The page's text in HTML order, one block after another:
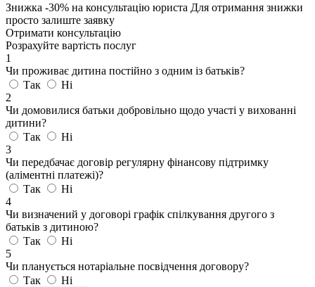
Знижка -30% на консультацію юриста Для отримання знижки
просто залиште заявку
Отримати консультацію
Розрахуйте вартість послуг
1
Чи проживає дитина постійно з одним із батьків?
Так
Ні
2
Чи домовилися батьки добровільно щодо участі у вихованні
дитини?
Так
Ні
3
Чи передбачає договір регулярну фінансову підтримку
(аліментні платежі)?
Так
Ні
4
Чи визначений у договорі графік спілкування другого з
батьків з дитиною?
Так
Ні
5
Чи планується нотаріальне посвідчення договору?
Так
Ні